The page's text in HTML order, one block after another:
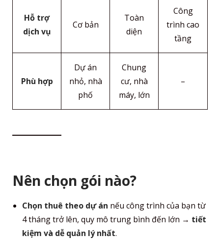
Hỗ trợ
dịch vụ
Cơ bản
Toàn
diện
Công
trình cao
tầng
Phù hợp
Dự án
nhỏ, nhà
phố
Chung
cư, nhà
máy, lớn
–
Nên chọn gói nào?
Chọn thuê theo dự án nếu công trình của bạn từ
4 tháng trở lên, quy mô trung bình đến lớn → tiết
kiệm và dễ quản lý nhất.